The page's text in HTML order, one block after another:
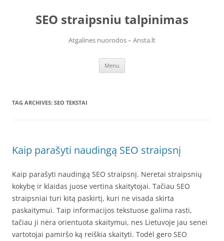
contentSEO straipsniu talpinimas
Atgalines nuorodos – Ansta.lt
Menu
TAG ARCHIVES: SEO TEKSTAI
Kaip parašyti naudingą SEO straipsnį
Kaip parašyti naudingą SEO straipsnį. Neretai straipsnių
kokybę ir klaidas juose vertina skaitytojai. Tačiau SEO
straipsniai turi kitą paskirtį, kuri ne visada skirta
paskaitymui. Taip informacijos tekstuose galima rasti,
tačiau ji nėra orientuota skaitymui, nes Lietuvoje jau senei
vartotojai pamiršo ką reiškia skaityti. Todėl gero SEO